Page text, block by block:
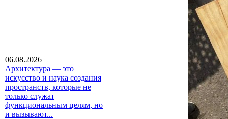
06.08.2026
Архитектура — это
искусство и наука создания
пространств, которые не
только служат
функциональным целям, но
и вызывают...